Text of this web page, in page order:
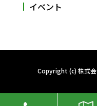
イベント
Copyright (c) 株式